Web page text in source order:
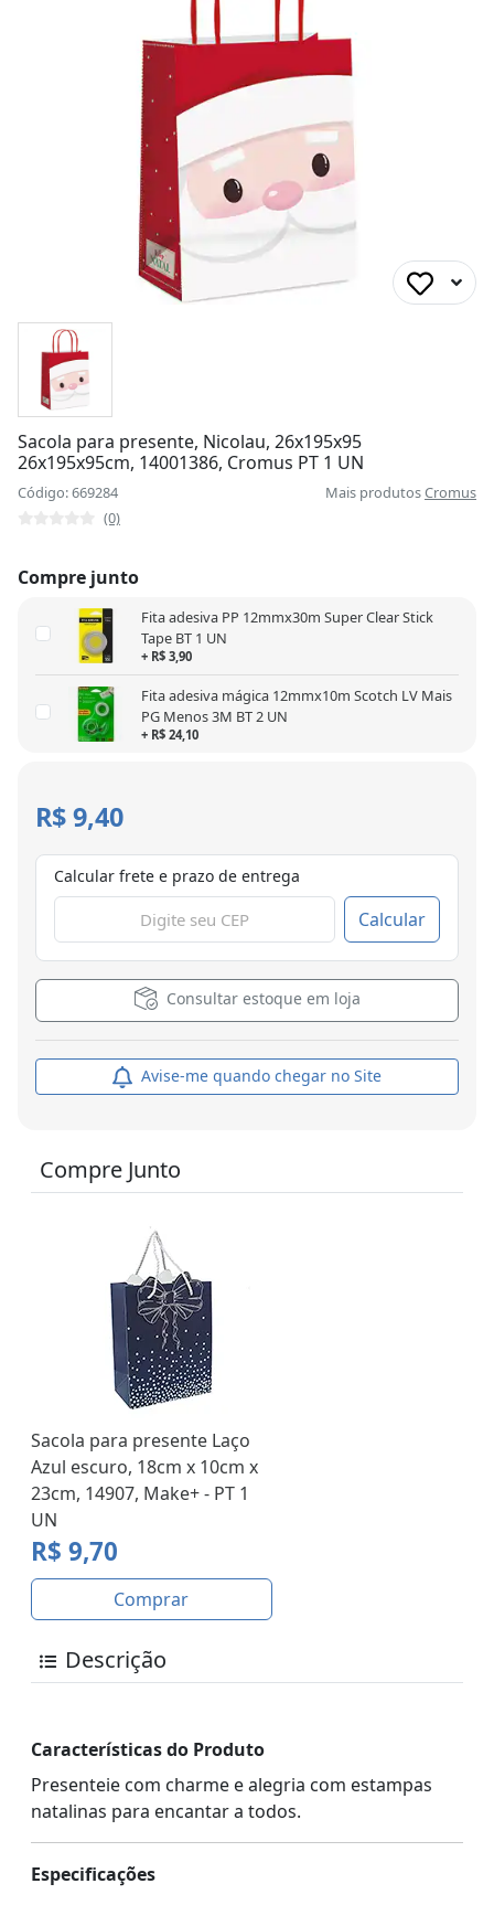
Sacola para presente, Nicolau, 26x195x95
26x195x95cm, 14001386, Cromus PT 1 UN
Código: 669284 Mais produtosCromus
(0)
Compre junto
Fita adesiva PP 12mmx30m Super Clear Stick
Tape BT 1 UN
+ R$ 3,90
Fita adesiva mágica 12mmx10m Scotch LV Mais
PG Menos 3M BT 2 UN
+ R$ 24,10
R$ 9,40
Calcular frete e prazo de entrega
Calcular
Consultar estoque em loja
Avise-me quando chegar no Site
Compre Junto
Sacola para presente Laço
Azul escuro, 18cm x 10cm x
23cm, 14907, Make+ - PT 1
UN
R$ 9,70
Comprar
Descrição
Características do Produto
Presenteie com charme e alegria com estampas
natalinas para encantar a todos.
Especificações